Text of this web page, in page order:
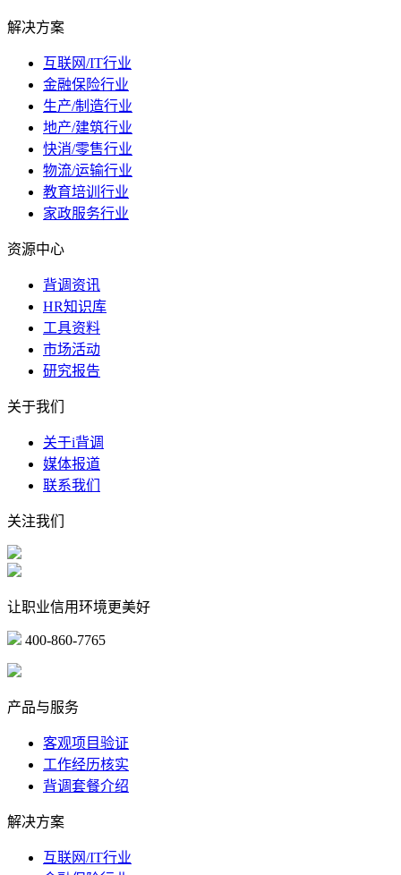
解决方案
互联网/IT行业
金融保险行业
生产/制造行业
地产/建筑行业
快消/零售行业
物流/运输行业
教育培训行业
家政服务行业
资源中心
背调资讯
HR知识库
工具资料
市场活动
研究报告
关于我们
关于i背调
媒体报道
联系我们
关注我们
让职业信用环境更美好
400-860-7765
产品与服务
客观项目验证
工作经历核实
背调套餐介绍
解决方案
互联网/IT行业